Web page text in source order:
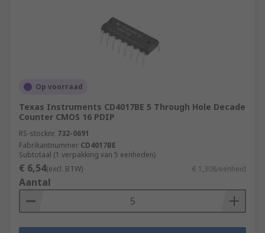
Op voorraad
Texas Instruments CD4017BE 5 Through Hole Decade
Counter CMOS 16 PDIP
RS-stocknr. 732-0691
Fabrikantnummer CD4017BE
Subtotaal (1 verpakking van 5 eenheden)
€ 6,54(excl. BTW) € 1,308/eenheid
Aantal